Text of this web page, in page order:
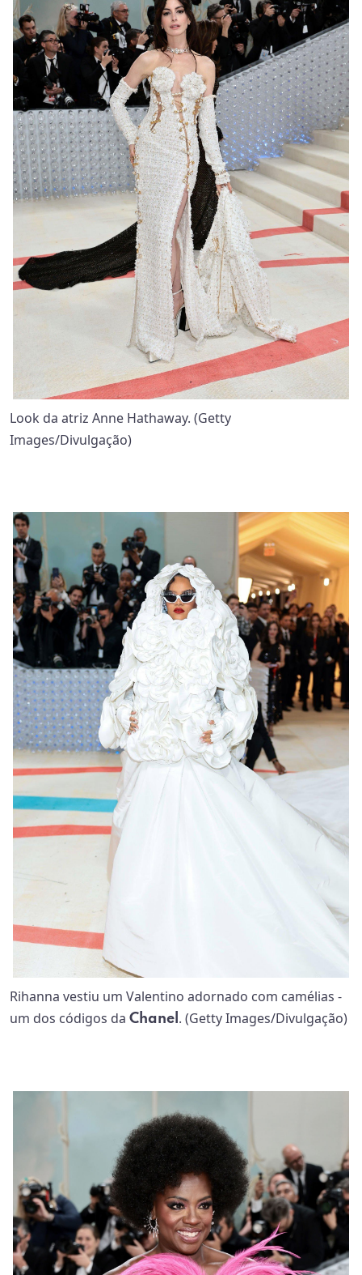
Look da atriz Anne Hathaway. (Getty
Images/Divulgação)
Rihanna vestiu um Valentino adornado com camélias -
um dos códigos da Chanel . (Getty Images/Divulgação)